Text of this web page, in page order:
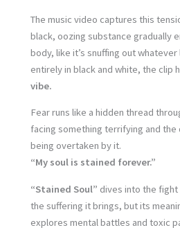
The music video captures this
black, oozing substance gradually
body, like it’s snuffing out
entirely in black and white, the clip
vibe.
Fear runs like a hidden thread
facing something terrifying and
being overtaken by it.
“My soul is stained forever.”
“Stained Soul” dives into the fight
the suffering it brings, but its
explores mental battles and toxic